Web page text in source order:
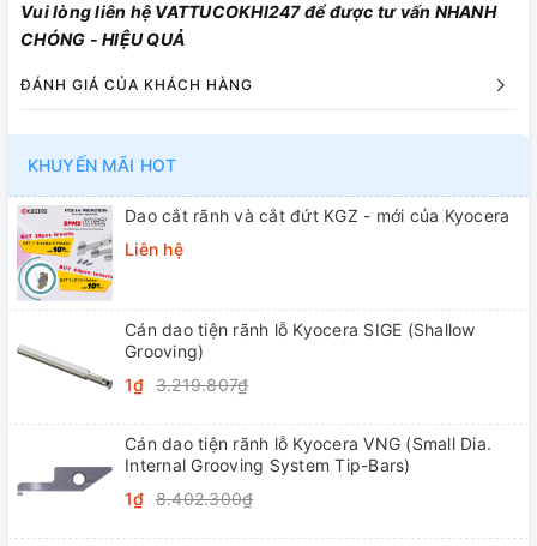
Vui lòng liên hệ VATTUCOKHI247 để được tư vấn NHANH
CHÓNG - HIỆU QUẢ
ĐÁNH GIÁ CỦA KHÁCH HÀNG
KHUYẾN MÃI HOT
Dao cắt rãnh và cắt đứt KGZ - mới của Kyocera
Liên hệ
Cán dao tiện rãnh lỗ Kyocera SIGE (Shallow
Grooving)
1₫ 3.219.807₫
Cán dao tiện rãnh lỗ Kyocera VNG (Small Dia.
Internal Grooving System Tip-Bars)
1₫ 8.402.300₫